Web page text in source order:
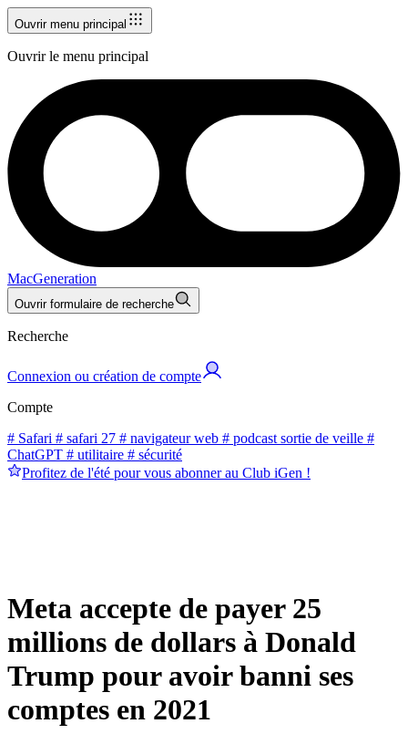
Ouvrir menu principal
Ouvrir le menu principal
MacGeneration
Ouvrir formulaire de recherche
Recherche
Connexion ou création de compte
Compte
# Safari # safari 27 # navigateur web # podcast sortie de veille #
ChatGPT # utilitaire # sécurité
Profitez de l'été pour vous abonner au Club iGen !
Meta accepte de payer 25
millions de dollars à Donald
Trump pour avoir banni ses
comptes en 2021